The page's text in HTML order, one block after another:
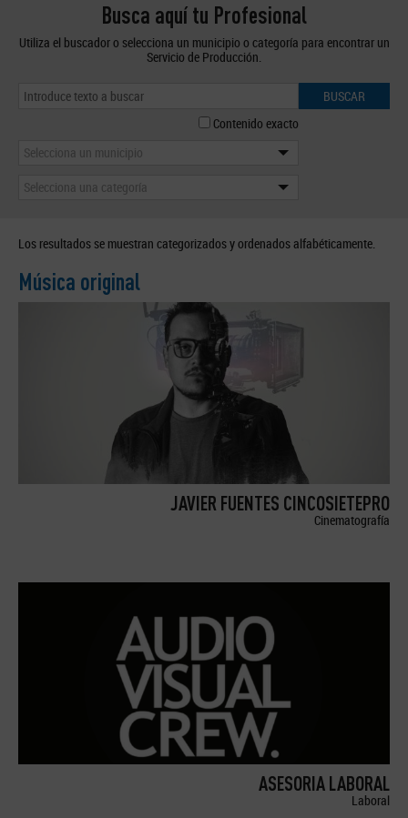
Busca aquí tu Profesional
Utiliza el buscador o selecciona un municipio o categoría para encontrar un
Servicio de Producción.
BUSCAR
Contenido exacto
Selecciona un municipio
Selecciona una categoría
Los resultados se muestran categorizados y ordenados alfabéticamente.
Música original
JAVIER FUENTES CINCOSIETEPRO
Cinematografía
ASESORIA LABORAL
Laboral